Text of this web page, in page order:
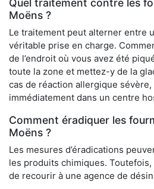
Quel traitement contre les
Moëns ?
Le traitement peut alterner entre
véritable prise en charge.
de l’endroit où vous avez été
toute la zone et mettez-y de la
cas de réaction allergique
immédiatement dans un centre
Comment éradiquer les
Moëns ?
Les mesures d’éradications
les produits chimiques.
de recourir à une agence de